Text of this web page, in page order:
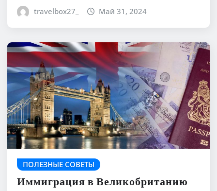
travelbox27_ Май 31, 2024
ПОЛЕЗНЫЕ СОВЕТЫ
Иммиграция в Великобританию